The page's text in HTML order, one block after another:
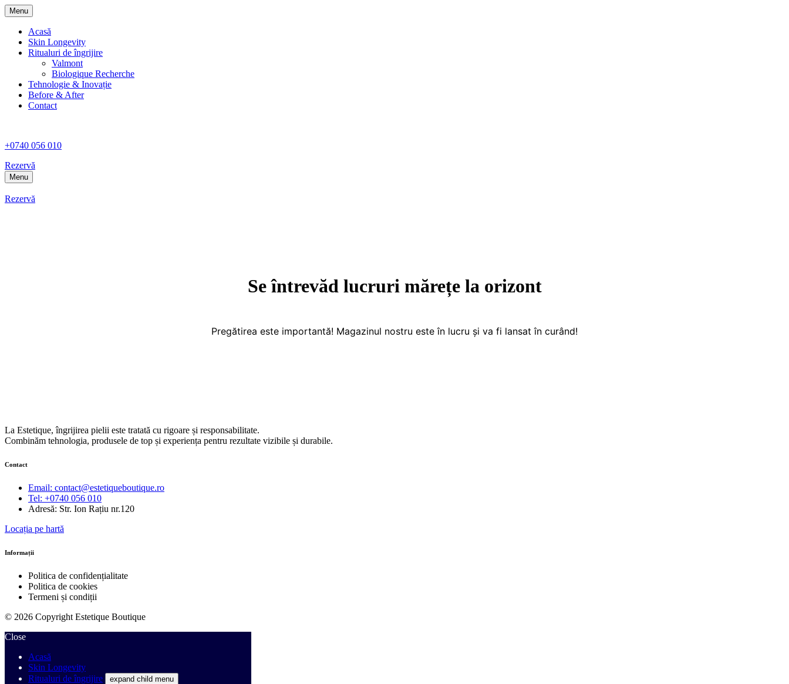
Menu
Acasă
Skin Longevity
Ritualuri de îngrijire
Valmont
Biologique Recherche
Tehnologie & Inovație
Before & After
Contact
+0740 056 010
Rezervă
Menu
Rezervă
Se întrevăd lucruri mărețe la orizont
Pregătirea este importantă! Magazinul nostru este în lucru și va fi lansat în curând!
La Estetique, îngrijirea pielii este tratată cu rigoare și responsabilitate.
Combinăm tehnologia, produsele de top și experiența pentru rezultate vizibile și durabile.
Contact
Email: contact@estetiqueboutique.ro
Tel: +0740 056 010
Adresă: Str. Ion Rațiu nr.120
Locația pe hartă
Informații
Politica de confidențialitate
Politica de cookies
Termeni și condiții
© 2026 Copyright Estetique Boutique
Close
Acasă
Skin Longevity
Ritualuri de îngrijire
expand child menu